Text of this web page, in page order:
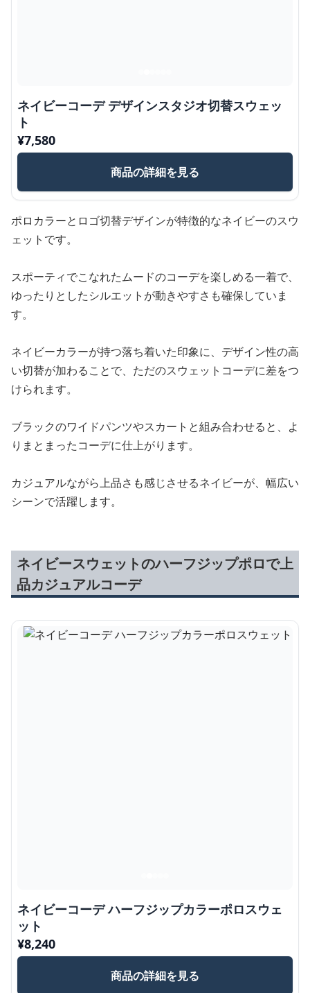
ネイビーコーデ デザインスタジオ切替スウェッ
ト
¥7,580
商品の詳細を見る
ポロカラーとロゴ切替デザインが特徴的なネイビーのスウ
ェットです。
スポーティでこなれたムードのコーデを楽しめる一着で、
ゆったりとしたシルエットが動きやすさも確保していま
す。
ネイビーカラーが持つ落ち着いた印象に、デザイン性の高
い切替が加わることで、ただのスウェットコーデに差をつ
けられます。
ブラックのワイドパンツやスカートと組み合わせると、よ
りまとまったコーデに仕上がります。
カジュアルながら上品さも感じさせるネイビーが、幅広い
シーンで活躍します。
ネイビースウェットのハーフジップポロで上
品カジュアルコーデ
ネイビーコーデ ハーフジップカラーポロスウェ
ット
¥8,240
商品の詳細を見る